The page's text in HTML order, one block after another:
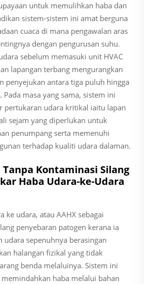
untuk memulihkan haba dan
sistem-sistem ini amat berguna
cuaca di mana pengawalan aras
dengan pengurusan suhu.
sebelum memasuki unit HVAC
lapangan terbang mengurangkan
penyejukan antara tiga puluh hingga
masa yang sama, sistem ini
pertukaran udara kritikal iaitu lapan
sejam yang diperlukan untuk
penumpang serta memenuhi
terhadap kualiti udara dalaman.
Kontaminasi Silang
Haba Udara-ke-Udara
ke udara, atau AAHX sebagai
penyebaran patogen kerana ia
udara sepenuhnya berasingan
halangan fizikal yang tidak
benda melaluinya. Sistem ini
haba melalui bahan